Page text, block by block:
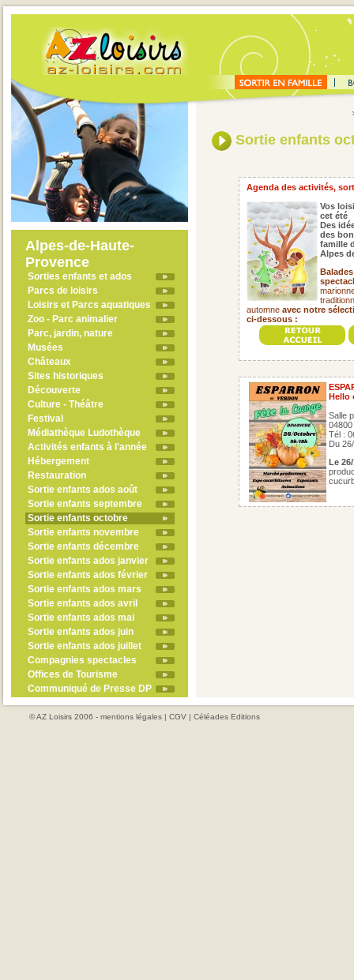
Alpes-de-Haute-
Provence
Sorties enfants et ados
Parcs de loisirs
Loisirs et Parcs aquatiques
Zoo - Parc animalier
Parc, jardin, nature
Musées
Châteaux
Sites historiques
Découverte
Culture - Théâtre
Festival
Médiathèque Ludothèque
Activités enfants à l'année
Hébergement
Restauration
Sortie enfants ados août
Sortie enfants septembre
Sortie enfants octobre
Sortie enfants novembre
Sortie enfants décembre
Sortie enfants ados janvier
Sortie enfants ados février
Sortie enfants ados mars
Sortie enfants ados avril
Sortie enfants ados mai
Sortie enfants ados juin
Sortie enfants ados juillet
Compagnies spectacles
Offices de Tourisme
Communiqué de Presse DP
Sortie enfants
Agenda des activités,
Vos
cet été
Des
des
famille
Alpes
automne avec notre
ci-dessous :
Hello
Salle
Tél :
Du
Le
© AZ Loisirs 2006 - mentions légales | CGV | Céléades Editions